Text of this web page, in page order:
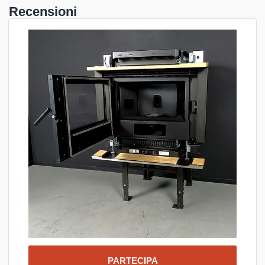
tutte le nostre creazioni.
nuovi sistemi di funzionamento elettronico, sino alla
predisposizione di meccanismi per l’incremento di efficienza del
post-vendita.
Ne rappresentano esempi concreti, il Braciere Autopulente
G.A.S. e il Sistema Pellet Cruise Control, che hanno innovato la
funzionalità del prodotto, così come la piattaforma KLAB, o
ancora KLOVER ACADEMY, che ha completamente modificato
il modo di pensare alla formazione dei centri di assistenza
tecnica sul territorio.
Infatti, per me, così come per tutte le figure professionali che
collaborano in azienda, la formazione di oggi rappresenta la
competenza di domani, il nostro valore aggiunto.
Recensioni
Tue, 29-Sep-2020
GIUSEPPE FRANCESE
PARTECIPA